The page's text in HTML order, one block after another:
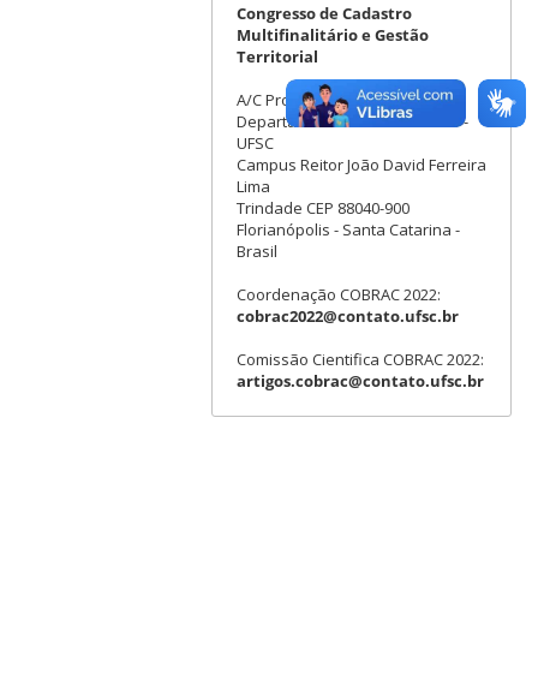
Congresso de Cadastro
Multifinalitário e Gestão
Territorial
A/C Profº. Drº. Everton da Silva
Departamento de Geociências -
UFSC
Campus Reitor João David Ferreira
Lima
Trindade CEP 88040-900
Florianópolis - Santa Catarina -
Brasil
Coordenação COBRAC 2022:
cobrac2022@contato.ufsc.br
Comissão Cientifica COBRAC 2022:
artigos.cobrac@contato.ufsc.br